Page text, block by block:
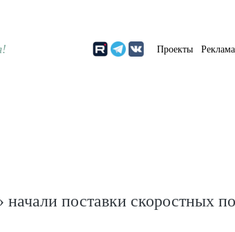
Проекты Реклама
поставки скоростных